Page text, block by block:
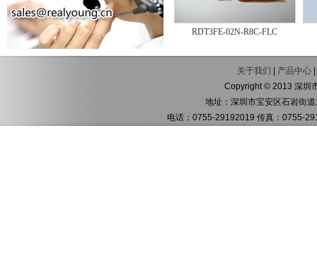
RDT3FE-02N-R8C-FLC
关于我们 产品中心|
Copyright © 2013 深圳
地址：深圳市宝安区石岩街
电话：0755-29192019 传真：0755-